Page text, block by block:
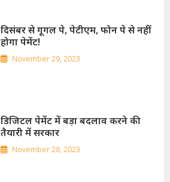
दिसंबर से गूगल पे, पेटीएम, फोन पे से नहीं
होगा पेमेंट!
November 29, 2023
डिजिटल पेमेंट में बड़ा बदलाव करने की
तैयारी में सरकार
November 28, 2023